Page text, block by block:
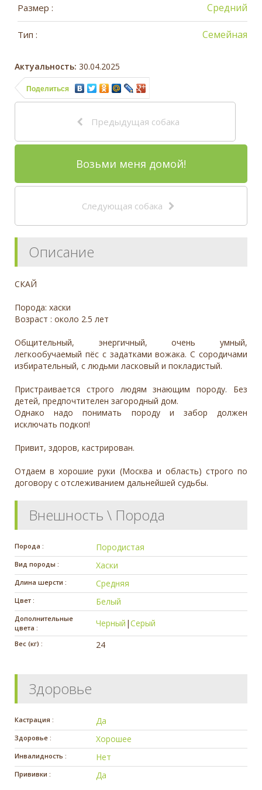
Размер : Средний
Тип : Семейная
Актуальность: 30.04.2025
Поделиться
Предыдущая собака
Возьми меня домой!
Следующая собака
Описание
СКАЙ
Порода: хаски
Возраст : около 2.5 лет
Общительный, энергичный, очень умный,
легкообучаемый пёс с задатками вожака. С сородичами
избирательный, с людьми ласковый и покладистый.
Пристраивается строго людям знающим породу. Без
детей, предпочтителен загородный дом.
Однако надо понимать породу и забор должен
исключать подкоп!
Привит, здоров, кастрирован.
Отдаем в хорошие руки (Москва и область) строго по
договору с отслеживанием дальнейшей судьбы.
Внешность \ Порода
Порода : Породистая
Вид породы : Хаски
Длина шерсти : Средняя
Цвет : Белый
Дополнительные
цвета :
Черный |Серый
Вес (кг) : 24
Здоровье
Кастрация : Да
Здоровье : Хорошее
Инвалидность : Нет
Прививки : Да